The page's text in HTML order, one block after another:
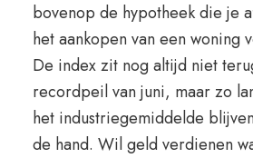
bovenop de hypotheek die je
het aankopen van een woning
De index zit nog altijd niet
recordpeil van juni, maar zo
het industriegemiddelde
de hand. Wil geld verdienen